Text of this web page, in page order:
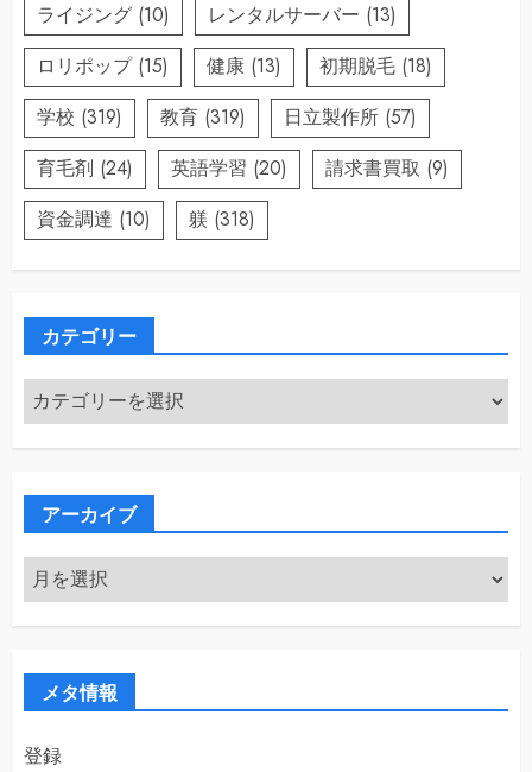
ライジング (10) レンタルサーバー (13)
ロリポップ(15) 健康 (13) 初期脱毛 (18)
学校 (319) 教育 (319) 日立製作所 (57)
育毛剤 (24) 英語学習 (20) 請求書買取 (9)
資金調達 (10) 躾 (318)
カテゴリー
カ
テ
ゴ
アーカイブ
ア
ー
カ
メタ情報
登録